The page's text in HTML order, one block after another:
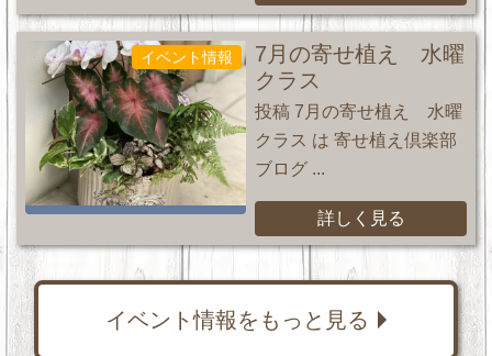
イベント情報
7月の寄せ植え 水曜
クラス
投稿 7月の寄せ植え 水曜
クラス は 寄せ植え倶楽部
ブログ ...
詳しく見る
イベント情報をもっと見る